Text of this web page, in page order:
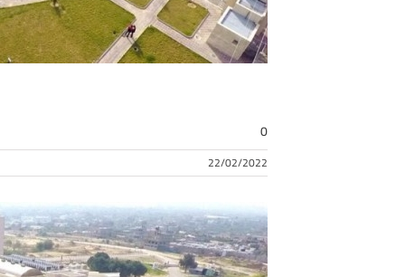
0
22/02/2022